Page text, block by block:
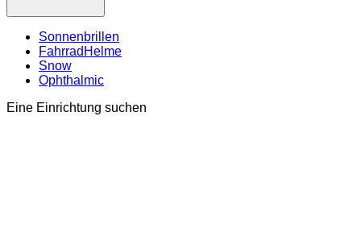
Sonnenbrillen
FahrradHelme
Snow
Ophthalmic
Eine Einrichtung suchen